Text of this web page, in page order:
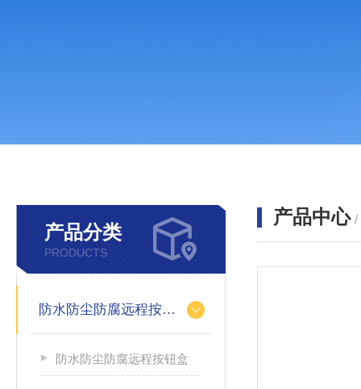
产品分类
PRODUCTS
防水防尘防腐远程按钮盒
防水防尘防腐远程按钮盒
产品中心 /